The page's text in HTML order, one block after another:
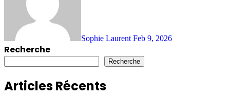
Sophie Laurent Feb 9, 2026
Recherche
Recherche
Articles Récents